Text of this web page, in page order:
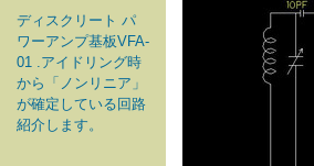
ディスクリート パ
ワーアンプ基板VFA-
01 .アイドリング時
から「ノンリニア」
が確定している回路
紹介します。